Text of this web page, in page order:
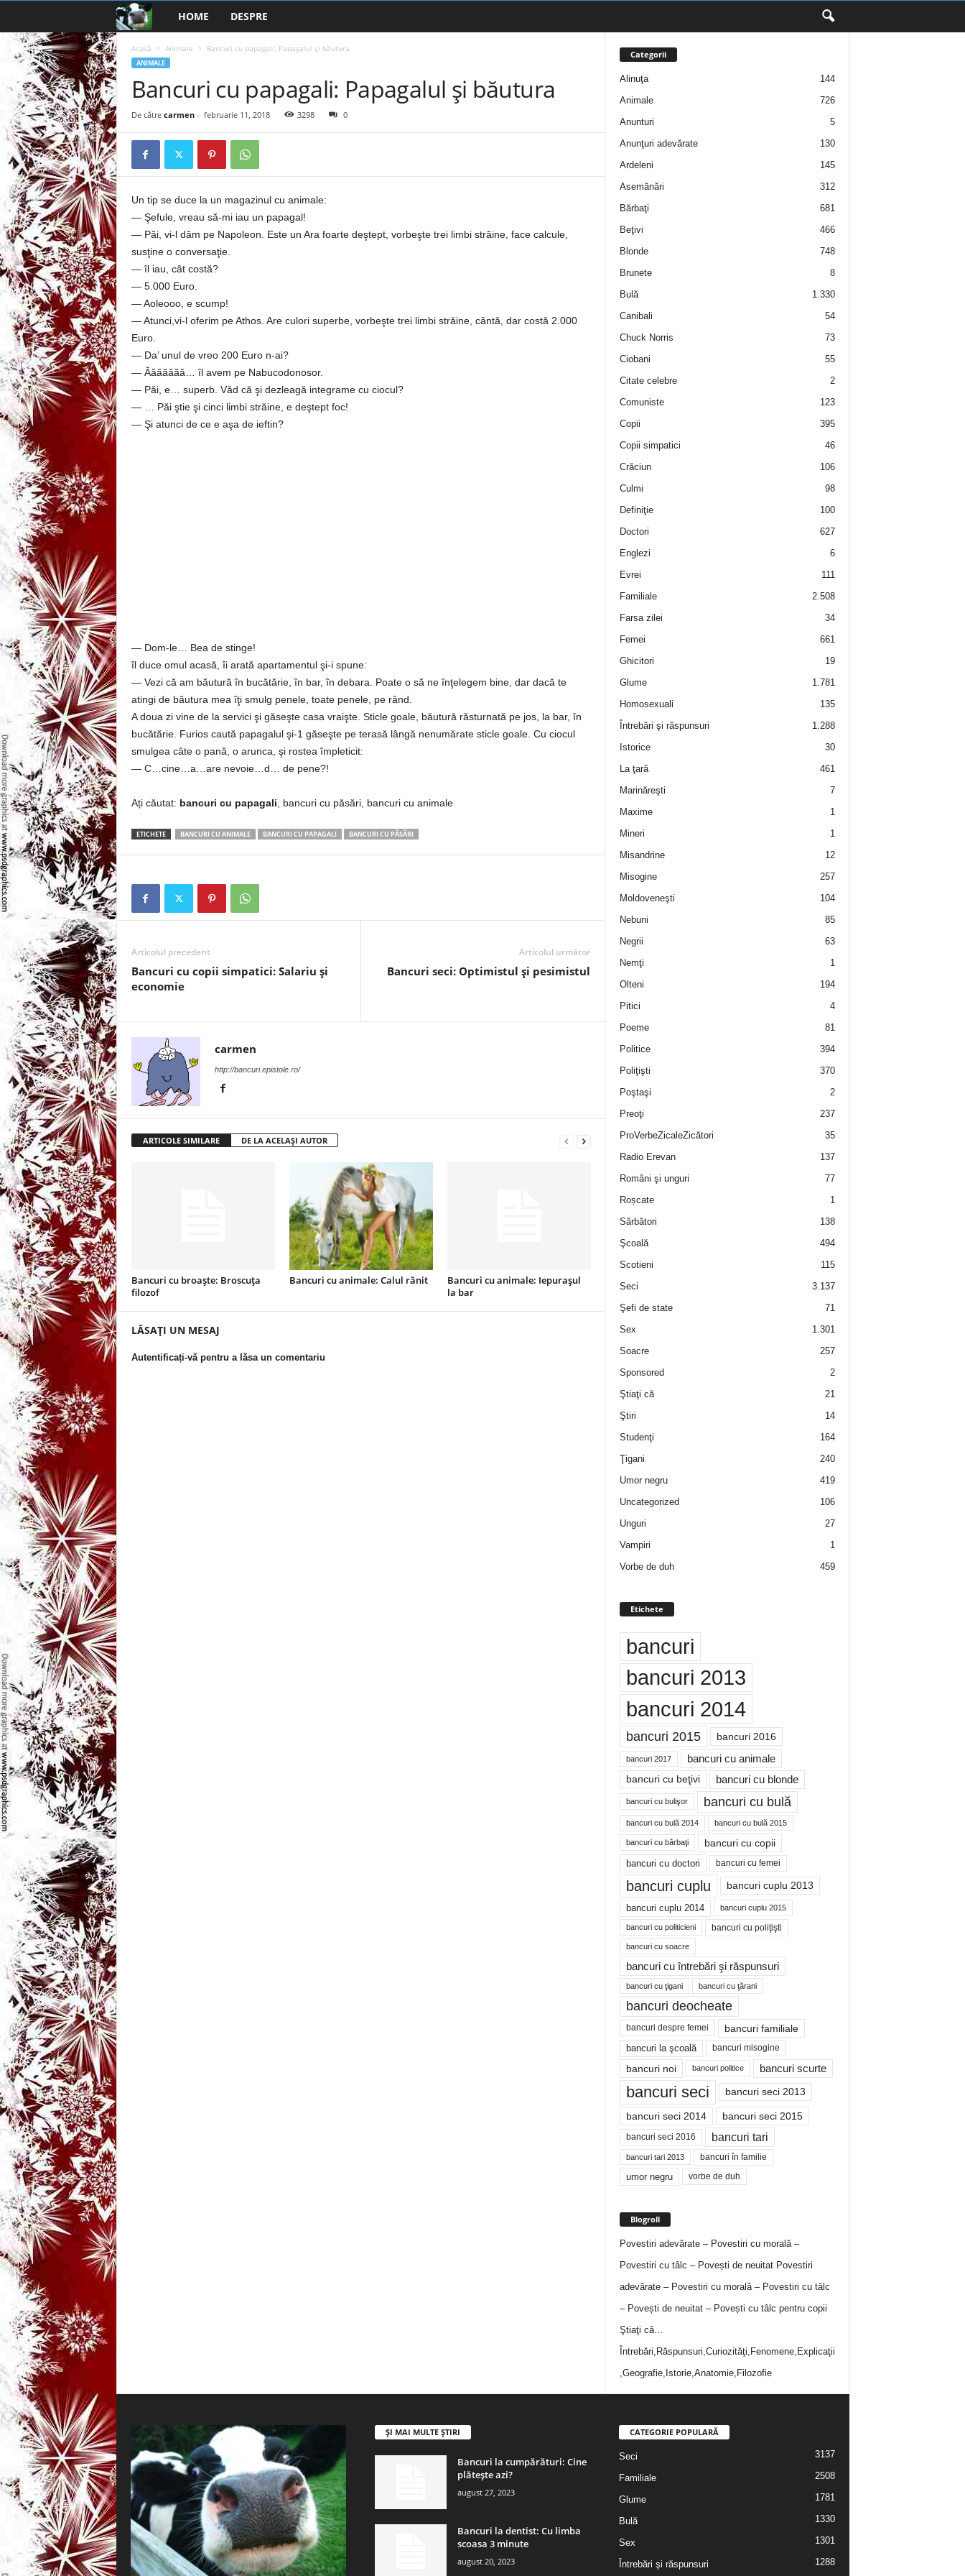
a
u
r
i
2
2
B
a
l
e
C
e
l
r
i
b
r
i
HOME DESPRE
Acasă Animale Bancuri cu papagali: Papagalul și băutura
ANIMALE
Bancuri cu papagali: Papagalul și băutura
De către carmen- februarie 11, 2018 3298 0
Un tip se duce la un magazinul cu animale:
— Şefule, vreau să-mi iau un papagal!
— Păi, vi-l dăm pe Napoleon. Este un Ara foarte deştept, vorbeşte trei limbi străine, face calcule,
susţine o conversaţie.
— îl iau, cât costă?
— 5.000 Euro.
— Aoleooo, e scump!
— Atunci,vi-l oferim pe Athos. Are culori superbe, vorbeşte trei limbi străine, cântă, dar costă 2.000
Euro.
— Da’ unul de vreo 200 Euro n-ai?
— Ăăăăăăă… îl avem pe Nabucodonosor.
— Păi, e… superb. Văd că şi dezleagă integrame cu ciocul?
— … Păi ştie şi cinci limbi străine, e deştept foc!
— Şi atunci de ce e aşa de ieftin?
— Dom-le… Bea de stinge!
îl duce omul acasă, îi arată apartamentul şi-i spune:
— Vezi că am băutură în bucătărie, în bar, în debara. Poate o să ne înţelegem bine, dar dacă te
atingi de băutura mea îţi smulg penele, toate penele, pe rând.
A doua zi vine de la servici şi găseşte casa vraişte. Sticle goale, băutură răsturnată pe jos, la bar, în
bucătărie. Furios caută papagalul şi-1 găseşte pe terasă lângă nenumărate sticle goale. Cu ciocul
smulgea câte o pană, o arunca, şi rostea împleticit:
— C…cine…a…are nevoie…d… de pene?!
Ați căutat: bancuri cu papagali , bancuri cu păsări, bancuri cu animale
ETICHETE BANCURI CU ANIMALE BANCURI CU PAPAGALI BANCURI CU PĂSĂRI
Articolul precedent
Bancuri cu copii simpatici: Salariu și
economie
Articolul următor
Bancuri seci: Optimistul și pesimistul
carmen
http://bancuri.epistole.ro/
ARTICOLE SIMILARE DE LA ACELAȘI AUTOR
Bancuri cu broaște: Broscuța
filozof
Bancuri cu animale: Calul rănit
Bancuri cu animale: Iepurașul
la bar
LĂSAȚI UN MESAJ
Autentificați-vă pentru a lăsa un comentariu
Categorii
Alinuţa
144
Animale
726
Anunturi
5
Anunţuri adevărate
130
Ardeleni
145
Asemănări
312
Bărbaţi
681
Beţivi
466
Blonde
748
Brunete
8
Bulă
1.330
Canibali
54
Chuck Norris
73
Ciobani
55
Citate celebre
2
Comuniste
123
Copii
395
Copii simpatici
46
Crăciun
106
Culmi
98
Definiţie
100
Doctori
627
Englezi
6
Evrei
111
Familiale
2.508
Farsa zilei
34
Femei
661
Ghicitori
19
Glume
1.781
Homosexuali
135
Întrebări şi răspunsuri
1.288
Istorice
30
La ţară
461
Marinăreşti
7
Maxime
1
Mineri
1
Misandrine
12
Misogine
257
Moldoveneşti
104
Nebuni
85
Negrii
63
Nemţi
1
Olteni
194
Pitici
4
Poeme
81
Politice
394
Poliţişti
370
Poştaşi
2
Preoţi
237
ProVerbeZicaleZicători
35
Radio Erevan
137
Români şi unguri
77
Roșcate
1
Sărbători
138
Şcoală
494
Scotieni
115
Seci
3.137
Şefi de state
71
Sex
1.301
Soacre
257
Sponsored
2
Ştiaţi că
21
Ştiri
14
Studenţi
164
Ţigani
240
Umor negru
419
Uncategorized
106
Unguri
27
Vampiri
1
Vorbe de duh
459
Etichete
bancuri
bancuri 2013
bancuri 2014
bancuri 2015 bancuri 2016
bancuri 2017 bancuri cu animale
bancuri cu beţivi bancuri cu blonde
bancuri cu bulişor bancuri cu bulă
bancuri cu bulă 2014 bancuri cu bulă 2015
bancuri cu bărbaţi bancuri cu copii
bancuri cu doctori bancuri cu femei
bancuri cuplu bancuri cuplu 2013
bancuri cuplu 2014 bancuri cuplu 2015
bancuri cu politicieni bancuri cu poliţişti
bancuri cu soacre
bancuri cu întrebări şi răspunsuri
bancuri cu ţigani bancuri cu ţărani
bancuri deocheate
bancuri despre femei bancuri familiale
bancuri la şcoală bancuri misogine
bancuri noi bancuri politice bancuri scurte
bancuri seci bancuri seci 2013
bancuri seci 2014 bancuri seci 2015
bancuri seci 2016 bancuri tari
bancuri tari 2013 bancuri în familie
umor negru vorbe de duh
Blogroll
Povestiri adevărate – Povestiri cu morală –
Povestiri cu tâlc – Povești de neuitatPovestiri
adevărate – Povestiri cu morală – Povestiri cu tâlc
– Povești de neuitat – Povești cu tâlc pentru copii
Ştiaţi că…
Întrebări,Răspunsuri,Curiozităţi,Fenomene,Explicaţii
,Geografie,Istorie,Anatomie,Filozofie
ȘI MAI MULTE ȘTIRI
Bancuri la cumpărături: Cine
plătește azi?
august 27, 2023
Bancuri la dentist: Cu limba
scoasa 3 minute
august 20, 2023
CATEGORIE POPULARĂ
Seci 3137
Familiale 2508
Glume 1781
Bulă 1330
Sex 1301
Întrebări şi răspunsuri 1288